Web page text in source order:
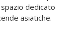
dedicato
asiatiche.